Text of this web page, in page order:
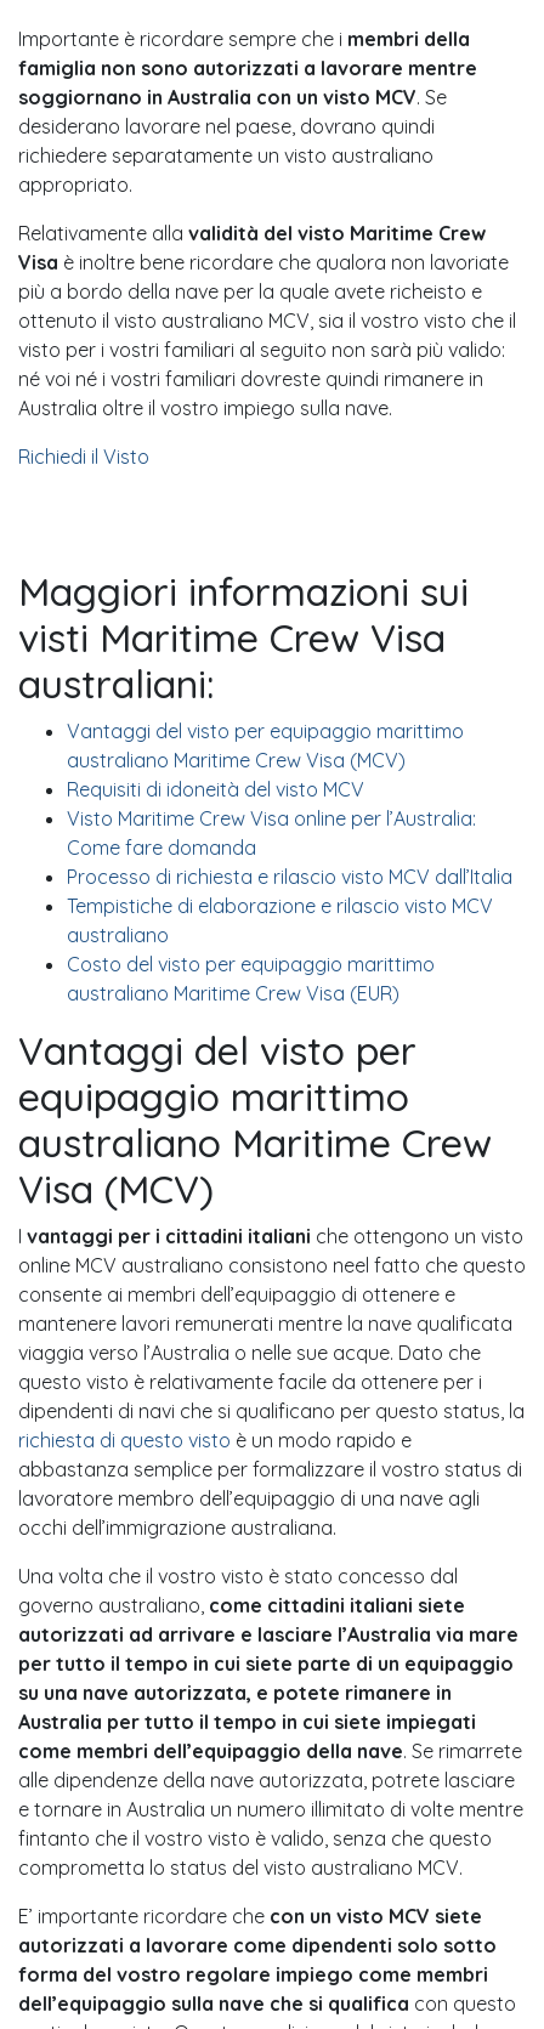
Importante è ricordare sempre che i membri della
famiglia non sono autorizzati a lavorare mentre
soggiornano in Australia con un visto MCV. Se
desiderano lavorare nel paese, dovrano quindi
richiedere separatamente un visto australiano
appropriato.
Relativamente alla validità del visto Maritime Crew
Visa è inoltre bene ricordare che qualora non lavoriate
più a bordo della nave per la quale avete richeisto e
ottenuto il visto australiano MCV, sia il vostro visto che il
visto per i vostri familiari al seguito non sarà più valido:
né voi né i vostri familiari dovreste quindi rimanere in
Australia oltre il vostro impiego sulla nave.
Richiedi il Visto
Maggiori informazioni sui
visti Maritime Crew Visa
australiani:
Vantaggi del visto per equipaggio marittimo
australiano Maritime Crew Visa (MCV)
Requisiti di idoneità del visto MCV
Visto Maritime Crew Visa online per l’Australia:
Come fare domanda
Processo di richiesta e rilascio visto MCV dall’Italia
Tempistiche di elaborazione e rilascio visto MCV
australiano
Costo del visto per equipaggio marittimo
australiano Maritime Crew Visa (EUR)
Vantaggi del visto per
equipaggio marittimo
australiano Maritime Crew
Visa (MCV)
I vantaggi per i cittadini italiani che ottengono un visto
online MCV australiano consistono neel fatto che questo
consente ai membri dell’equipaggio di ottenere e
mantenere lavori remunerati mentre la nave qualificata
viaggia verso l’Australia o nelle sue acque. Dato che
questo visto è relativamente facile da ottenere per i
dipendenti di navi che si qualificano per questo status, la
richiesta di questo visto è un modo rapido e
abbastanza semplice per formalizzare il vostro status di
lavoratore membro dell’equipaggio di una nave agli
occhi dell’immigrazione australiana.
Una volta che il vostro visto è stato concesso dal
governo australiano, come cittadini italiani siete
autorizzati ad arrivare e lasciare l’Australia via mare
per tutto il tempo in cui siete parte di un equipaggio
su una nave autorizzata, e potete rimanere in
Australia per tutto il tempo in cui siete impiegati
come membri dell’equipaggio della nave. Se rimarrete
alle dipendenze della nave autorizzata, potrete lasciare
e tornare in Australia un numero illimitato di volte mentre
fintanto che il vostro visto è valido, senza che questo
comprometta lo status del visto australiano MCV.
E’ importante ricordare che con un visto MCV siete
autorizzati a lavorare come dipendenti solo sotto
forma del vostro regolare impiego come membri
dell’equipaggio sulla nave che si qualifica con questo